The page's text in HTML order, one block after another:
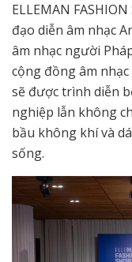
ELLEMAN
đạo diễn âm nhạc
âm nhạc người
cộng đồng âm
sẽ được trình diễn
nghiệp lẫn không
bầu không khí và
sống.